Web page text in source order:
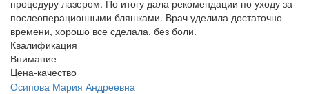
процедуру лазером. По итогу дала рекомендации по уходу за
послеоперационными бляшками. Врач уделила достаточно
времени, хорошо все сделала, без боли.
Квалификация
Внимание
Цена-качество
Осипова Мария Андреевна